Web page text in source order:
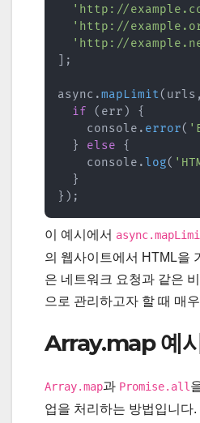
'http://
'http://
'http://
;
async .mapLimit( urls ,
if
( err )
{
    console
. error(
}
else
{
    console
.log(
}
} ) ;
이 예시에서
의 웹사이트에서 HTML을
은 네트워크 요청과 같은
으로 관리하고자 할 때 매
Array.map 예
Array.map과 Promise.all
업을 처리하는 방법입니다.